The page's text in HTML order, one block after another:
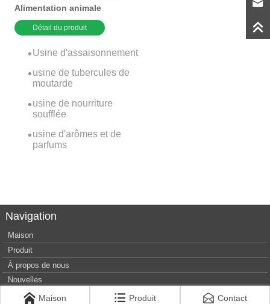
Alimentation animale
Produits cosmétiques
Détail du produit
Usine d'assaisonnement
usine de tubercules de
moutarde
usine de nourriture
soufflée
usine d'arômes et de
parfums
Navigation
Maison
Produit
À propos de nous
Nouvelles
Nous contacter
Maison Produit Contact